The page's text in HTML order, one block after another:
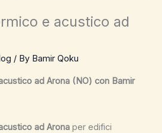
e acustico ad
/ By Bamir Qoku
ad Arona (NO) con Bamir
ad Arona per edifici